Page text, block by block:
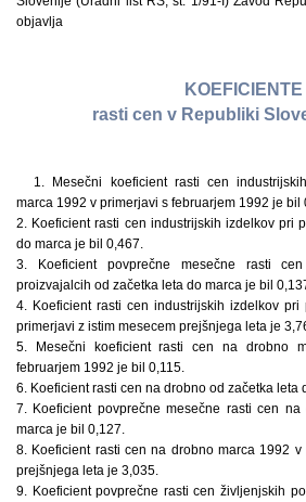
objavlja
KOEFICIENTE
rasti cen v Republiki
1. Mesečni koeficient rasti cen
marca 1992 v primerjavi s februarjem 1992 je bil
2. Koeficient rasti cen industrijskih izdelkov pri
do marca je bil 0,467.
3. Koeficient povprečne mesečne rasti
proizvajalcih od začetka leta do marca je bil
4. Koeficient rasti cen industrijskih izdelkov
primerjavi z istim mesecem prejšnjega leta je
5. Mesečni koeficient rasti cen na drobno
februarjem 1992 je bil 0,115.
6. Koeficient rasti cen na drobno od začetka leta
7. Koeficient povprečne mesečne rasti cen
marca je bil 0,127.
8. Koeficient rasti cen na drobno marca 1992
prejšnjega leta je 3,035.
9. Koeficient povprečne rasti cen življenjskih